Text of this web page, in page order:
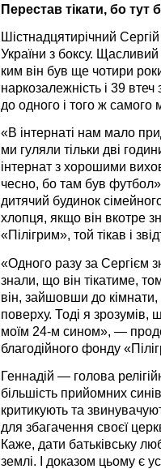
Перестав тікати, бо тут
Шістнадцятирічний
України з боксу. Щасливий
ким він був ще чотири
наркозалежність і 39
до одного і того ж самого
«В інтернаті нам мало
ми гуляли тільки дві
інтернат з хорошими
чесно, бо там був
дитячий будинок
хлопця, якщо він вкотре
«Пілігрим», той тікав і
«Одного разу за Сергієм
знали, що він тікатиме,
він, зайшовши до кімнати,
поверху. Тоді я
моїм 24-м сином», —
благодійного фонду
Геннадій — голова
більшість прийомних
критикують та
для збагачення своєї
Каже, дати батьківську
землі. І доказом цьому є